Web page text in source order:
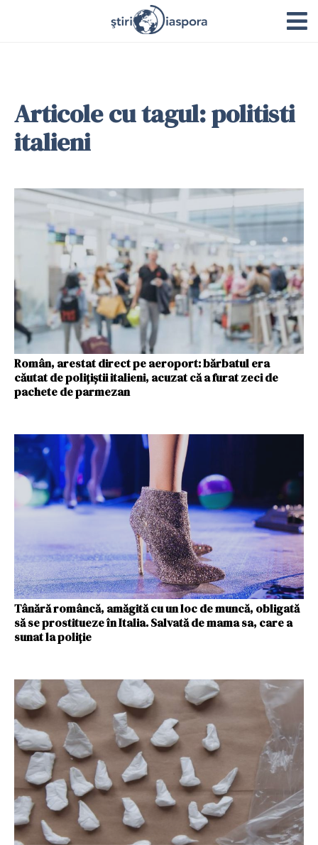
Articole cu tagul: politisti
italieni
Român, arestat direct pe aeroport: bărbatul era
căutat de polițiștii italieni, acuzat că a furat zeci de
pachete de parmezan
Tânără româncă, amăgită cu un loc de muncă, obligată
să se prostitueze în Italia. Salvată de mama sa, care a
sunat la poliție